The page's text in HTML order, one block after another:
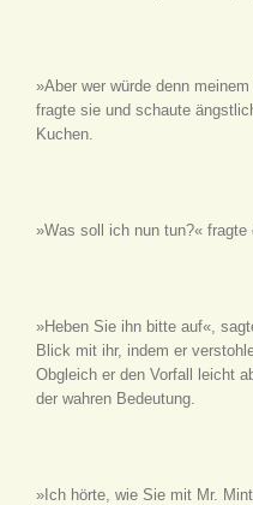
»Aber wer würde denn
fragte sie und schaute
Kuchen.
»Was soll ich nun tun?« fragte
»Heben Sie ihn bitte auf«,
Blick mit ihr, indem er
Obgleich er den Vorfall leicht
der wahren Bedeutung.
»Ich hörte, wie Sie mit Mr.